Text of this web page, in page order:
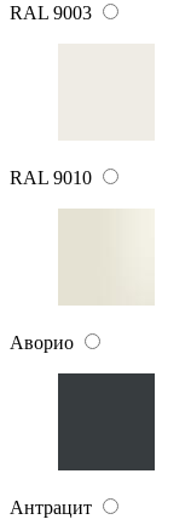
RAL 9003
RAL 9010
Аворио
Антрацит